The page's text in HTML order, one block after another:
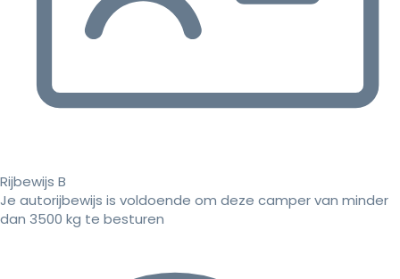
Rijbewijs B
Je autorijbewijs is voldoende om deze camper van minder
dan 3500 kg te besturen